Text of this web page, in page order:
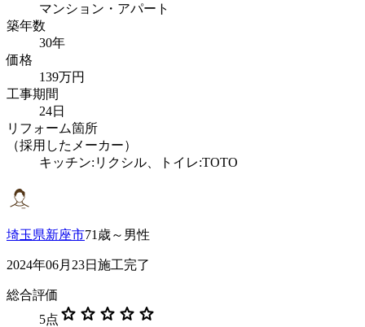
マンション・アパート
築年数
30年
価格
139万円
工事期間
24日
リフォーム箇所
（採用したメーカー）
キッチン:リクシル、トイレ:TOTO
埼玉県新座市71歳～男性
2024年06月23日施工完了
総合評価
5点 star star star star star